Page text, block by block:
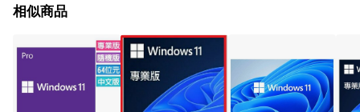
台灣樂天市場，並在同一瀏覽器於24小時內結帳，才享有 LINE
市場 45 天內完成訂單出貨及結帳，則不符合贈點資格。 (4) 如
使用APP、或中途瀏覽比價網、回饋網、Google等其他網頁、或
由網頁版(電腦版/手機版網頁)切換為App都將會造成追蹤中斷而
無法進行 LINE POINTS 回饋。 (5) LINE 購物為購物資訊整合性
平台，商品資料更新會有時間差，如顯示之商品規格、顏色、價
相似商品